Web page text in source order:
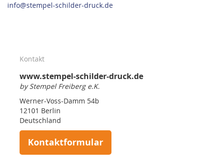
info@stempel-schilder-druck.de
Kontakt
www.stempel-schilder-druck.de
by Stempel Freiberg e.K.
Werner-Voss-Damm 54b
12101 Berlin
Deutschland
Kontaktformular